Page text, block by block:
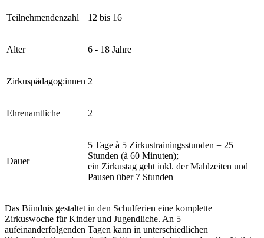
Teilnehmendenzahl 12 bis 16
Alter 6 - 18 Jahre
Zirkuspädagog:innen 2
Ehrenamtliche 2
Dauer
5 Tage à 5 Zirkustrainingsstunden = 25
Stunden (à 60 Minuten);
ein Zirkustag geht inkl. der Mahlzeiten und
Pausen über 7 Stunden
Das Bündnis gestaltet in den Schulferien eine komplette
Zirkuswoche für Kinder und Jugendliche. An 5
aufeinanderfolgenden Tagen kann in unterschiedlichen